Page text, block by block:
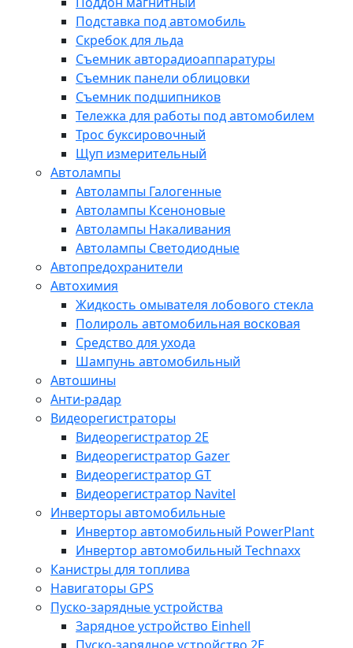
Подставка под автомобиль
Скребок для льда
Съемник авторадиоаппаратуры
Съемник панели облицовки
Съемник подшипников
Тележка для работы под автомобилем
Трос буксировочный
Щуп измерительный
Автолампы
Автолампы Галогенные
Автолампы Ксеноновые
Автолампы Накаливания
Автолампы Светодиодные
Автопредохранители
Автохимия
Жидкость омывателя лобового стекла
Полироль автомобильная восковая
Средство для ухода
Шампунь автомобильный
Автошины
Анти-радар
Видеорегистраторы
Видеорегистратор 2E
Видеорегистратор Gazer
Видеорегистратор GT
Видеорегистратор Navitel
Инверторы автомобильные
Инвертор автомобильный PowerPlant
Инвертор автомобильный Technaxx
Канистры для топлива
Навигаторы GPS
Пуско-зарядные устройства
Зарядное устройство Einhell